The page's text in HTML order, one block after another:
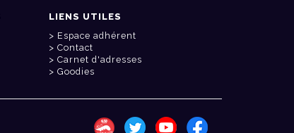
LIENS UTILES
Espace adhérent
Contact
Carnet d'adresses
Goodies